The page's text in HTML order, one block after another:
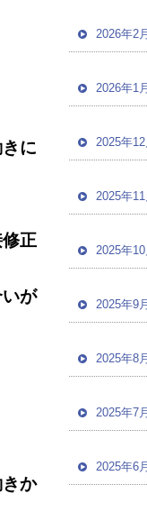
に
正
が
か
2026年2月
2026年1月
2025年12
2025年11
2025年10
2025年9月
2025年8月
2025年7月
2025年6月